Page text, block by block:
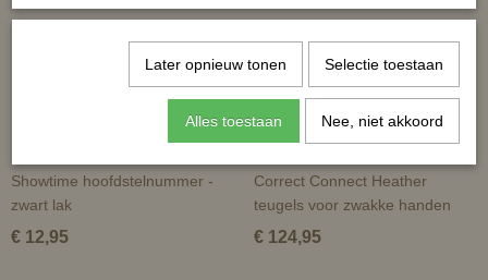
Showtime hoofdstelnummer -
zwart lak
€ 12,95
Correct Connect Heather
teugels voor zwakke handen
€ 124,95
Later opnieuw tonen Selectie toestaan
Alles toestaan Nee, niet akkoord